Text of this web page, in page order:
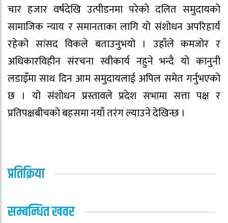
चार हजार वर्षदेखि उत्पीडनमा परेको दलित समुदायको
सामाजिक न्याय र समानताका लागि यो संशोधन अपरिहार्य
रहेको सांसद विकले बताउनुभयो । उहाँले कमजोर र
अधिकारविहीन संरचना स्वीकार्य नहुने भन्दै यो कानुनी
लडाइँमा साथ दिन आम समुदायलाई अपिल समेत गर्नुभएको
छ । यो संशोधन प्रस्तावले प्रदेश सभामा सत्ता पक्ष र
प्रतिपक्षबीचको बहसमा नयाँ तरंग ल्याउने देखिन्छ ।
प्रतिक्रिया
सम्बन्धित खवर